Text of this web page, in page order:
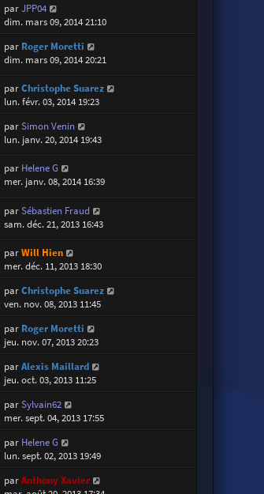
parJPP04
dim. mars 09, 2014 21:10
par Roger Moretti
dim. mars 09, 2014 20:21
parChristophe Suarez
lun. févr. 03, 2014 19:23
parSimon Venin
lun. janv. 20, 2014 19:43
par Helene G
mer. janv. 08, 2014 16:39
parSébastien Fraud
sam. déc. 21, 2013 16:43
parWill Hien
mer. déc. 11, 2013 18:30
parChristophe Suarez
ven. nov. 08, 2013 11:45
par Roger Moretti
jeu. nov. 07, 2013 20:23
parAlexis Maillard
jeu. oct. 03, 2013 11:25
parSylvain62
mer. sept. 04, 2013 17:55
par Helene G
lun. sept. 02, 2013 19:49
parAnthony Xavier